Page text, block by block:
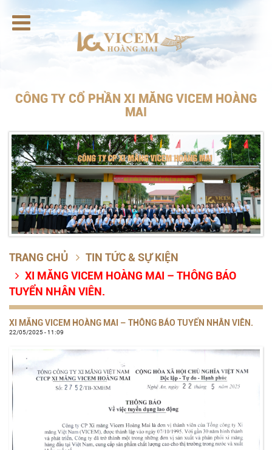

CÔNG TY CỔ PHẦN XI MĂNG VICEM HOÀNG
MAI
TRANG CHỦ  TIN TỨC & SỰ KIỆN
 XI MĂNG VICEM HOÀNG MAI – THÔNG BÁO
TUYỂN NHÂN VIÊN.
XI MĂNG VICEM HOÀNG MAI – THÔNG BÁO TUYỂN NHÂN VIÊN.
22/05/2025 - 11:09